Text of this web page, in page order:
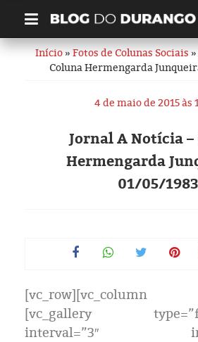
Quem é Durango
Links úteis
Contato
Artigos
Manaus
Eleições
Início»Fotos de Colunas Sociais»
Coluna Hermengarda
4 de maio de 2015 às
Jornal A Notícia –
Hermengarda
01/05/1983
[vc_row][vc_column
[vc_gallery
interval=”3″